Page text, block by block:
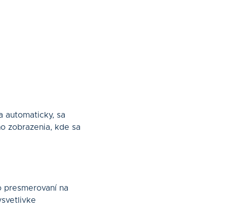
automaticky, sa
zobrazenia, kde sa
presmerovaní na